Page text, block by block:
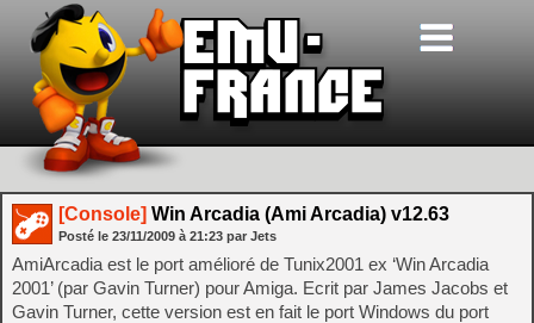
[Console] Win Arcadia (Ami Arcadia) v12.63
Posté le 23/11/2009 à 21:23 par Jets
AmiArcadia est le port amélioré de Tunix2001 ex ‘Win Arcadia
2001’ (par Gavin Turner) pour Amiga. Ecrit par James Jacobs et
Gavin Turner, cette version est en fait le port Windows du port